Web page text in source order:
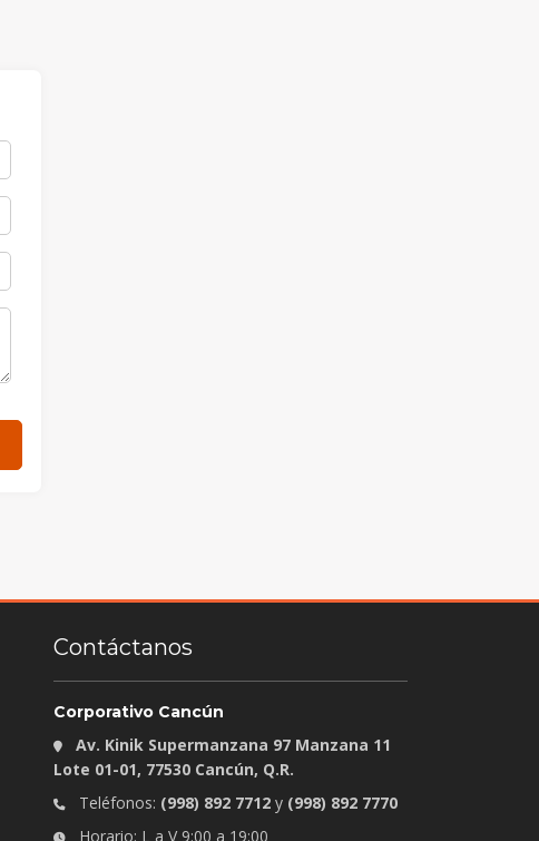
Contáctanos
Corporativo Cancún
Av. Kinik Supermanzana 97 Manzana 11
Lote 01-01, 77530 Cancún, Q.R.
Teléfonos: (998) 892 7712y (998) 892 7770
Horario: L a V 9:00 a 19:00